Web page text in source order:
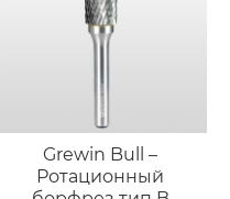
Grewin Bull –
Ротационный